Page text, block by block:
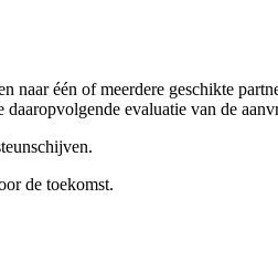
naar één of meerdere geschikte
evaluatie van de
de toekomst.